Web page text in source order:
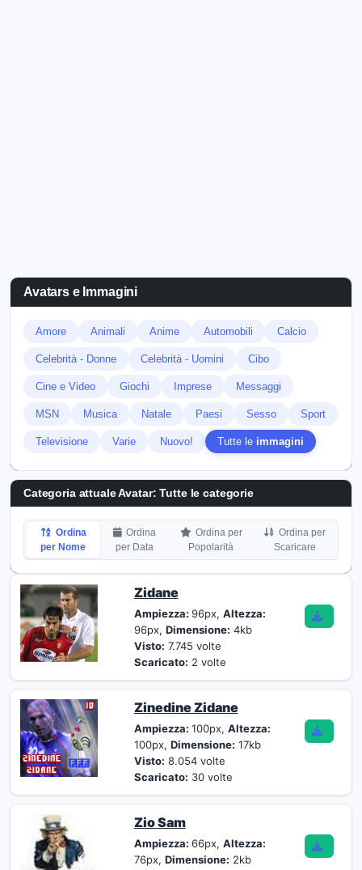
Avatars e Immagini
Amore Animali Anime Automobili Calcio
Celebrità - Donne Celebrità - Uomini Cibo
Cine e Video Giochi Imprese Messaggi
MSN Musica Natale Paesi Sesso Sport
Televisione Varie Nuovo! Tutte le immagini
Categoria attuale Avatar: Tutte le categorie
Ordina
per Nome
Ordina
per Data
Ordina per
Popolarità
Ordina per
Scaricare
Zidane
Ampiezza: 96px, Altezza:
96px, Dimensione: 4kb
Visto: 7.745 volte
Scaricato: 2 volte
Zinedine Zidane
Ampiezza: 100px, Altezza:
100px, Dimensione: 17kb
Visto: 8.054 volte
Scaricato: 30 volte
Zio Sam
Ampiezza: 66px, Altezza:
76px, Dimensione: 2kb